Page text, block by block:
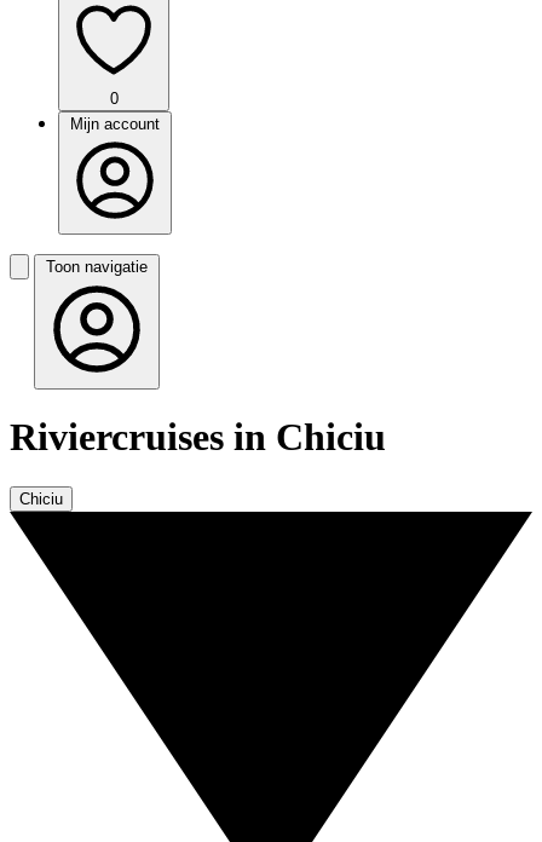
0
Mijn account
Toon navigatie
Riviercruises in Chiciu
Chiciu